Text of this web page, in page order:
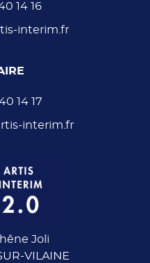
14 16
interim.fr
14 17
interim.fr
Joli
VILAINE